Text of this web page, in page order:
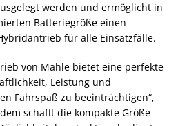
werden und ermöglicht in
Batteriegröße einen
für alle Einsatzfälle.
von Mahle bietet eine perfekte
Leistung und
Fahrspaß zu beeinträchtigen“,
schafft die kompakte Größe